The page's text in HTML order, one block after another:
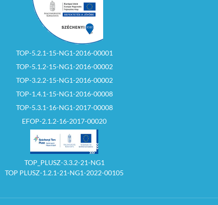
TOP-5.2.1-15-NG1-2016-00001
TOP-5.1.2-15-NG1-2016-00002
TOP-3.2.2-15-NG1-2016-00002
TOP-1.4.1-15-NG1-2016-00008
TOP-5.3.1-16-NG1-2017-00008
EFOP-2.1.2-16-2017-00020
TOP_PLUSZ-3.3.2-21-NG1
TOP PLUSZ-1.2.1-21-NG1-2022-00105